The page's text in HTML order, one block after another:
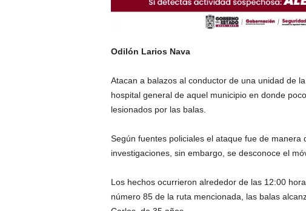
Odilón Larios Nava
Atacan a balazos al conductor de una unidad de
hospital general de aquel municipio en donde
lesionados por las balas.
Según fuentes policiales el ataque fue de
investigaciones, sin embargo, se desconoce el
Los hechos ocurrieron alrededor de las 12:00
número 85 de la ruta mencionada, las balas